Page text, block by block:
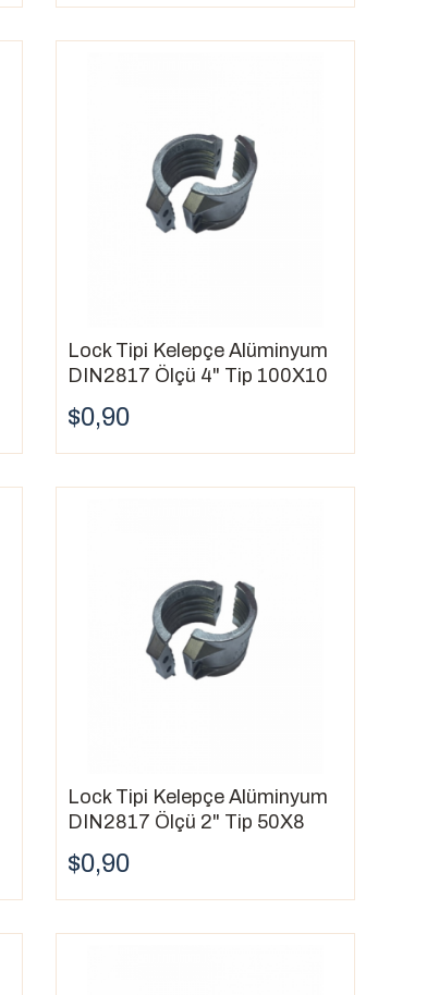
Lock Tipi Kelepçe Alüminyum
DIN2817 Ölçü 4" Tip 100X10
$0,90
Lock Tipi Kelepçe Alüminyum
DIN2817 Ölçü 2" Tip 50X8
$0,90